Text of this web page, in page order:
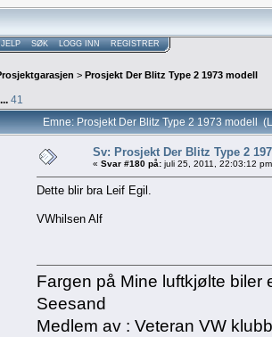
SØK LOGG INN REGISTRER
> Prosjekt Der Blitz Type 2 1973 modell
... 41
Emne: Prosjekt Der Blitz Type 2 1973 modell
Sv: Prosjekt Der Blitz Type 2
« Svar #180 på: juli 25, 2011, 22:03:12
Dette blir bra Leif Egil.
VWhilsen Alf
Fargen på Mine luftkjølte biler
Seesand
Medlem av : Veteran VW